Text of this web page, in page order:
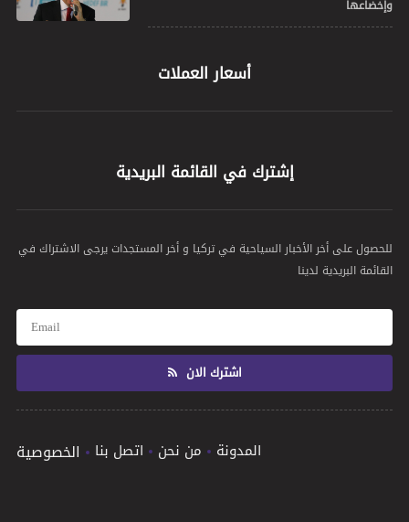
وإخضاعها
أسعار العملات
إشترك في القائمة البريدية
للحصول على أخر الأخبار السياحية في تركيا و أخر المستجدات يرجى الاشتراك في
القائمة البريدية لدينا
اشترك الان
الخصوصية اتصل بنا من نحن المدونة